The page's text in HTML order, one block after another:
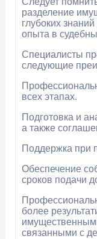
разделение
глубоких
опыта в
Специалисты
следующие
всех этапах.
Подготовка и
а также
Поддержка при
Обеспечение
сроков подачи
более
связанными с